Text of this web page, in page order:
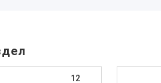
12